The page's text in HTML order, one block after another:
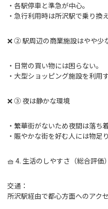
・各駅停車と準急が中心。
・急行利用時は所沢駅で乗り換
❌ ② 駅周辺の商業施設はやや少
・日常の買い物には困らない。
・大型ショッピング施設を利用
❌ ③ 夜は静かな環境
・繁華街がないため夜間は落ち
・賑やかな街を好む人には物足
🧺 4. 生活のしやすさ（総合評価）
交通：
所沢駅経由で都心方面へのアク